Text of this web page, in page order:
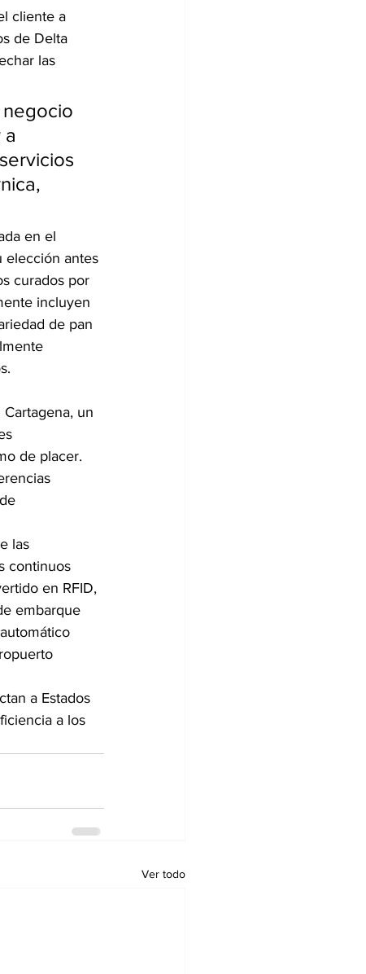
de Delta
las
a
en el
elección antes
curados por
incluyen
de pan
un
de placer.
las
continuos
en RFID,
embarque
a Estados
a los
Ver todo